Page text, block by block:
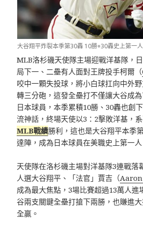
大谷翔平炸裂本季第30轟 10勝+30轟史上第一人
MLB洛杉磯天使隊主場迎戰洋基隊，
局下一、二壘有人面對王牌投手柯爾（
咬中一顆失投球，將小白球扛向中外
轉三分砲，這發全壘打不僅讓大谷成
日本球員，本季累積10勝、30轟也創
流神話，終場天使以3：2擊敗洋基，
MLB戰績勝利，這也是大谷翔平本季
達陣，成為日本球員在美職史上第一人
天使隊在洛杉磯主場對洋基隊3連戰落
人選大谷翔平、「法官」賈吉（Aaron
成為最大焦點，3場比賽超過13萬人進
谷兩支關鍵全壘打搶下兩勝，也賺進
全贏。